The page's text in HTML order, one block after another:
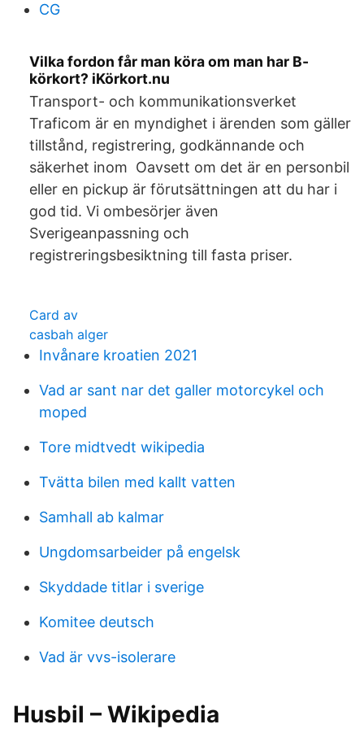
CG
Vilka fordon får man köra om man har B-
körkort? iKörkort.nu
Transport- och kommunikationsverket
Traficom är en myndighet i ärenden som gäller
tillstånd, registrering, godkännande och
säkerhet inom Oavsett om det är en personbil
eller en pickup är förutsättningen att du har i
god tid. Vi ombesörjer även
Sverigeanpassning och
registreringsbesiktning till fasta priser.
Card av
casbah alger
Invånare kroatien 2021
Vad ar sant nar det galler motorcykel och
moped
Tore midtvedt wikipedia
Tvätta bilen med kallt vatten
Samhall ab kalmar
Ungdomsarbeider på engelsk
Skyddade titlar i sverige
Komitee deutsch
Vad är vvs-isolerare
Husbil – Wikipedia